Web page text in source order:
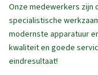
Onze medewerkers zijn
specialistische
modernste apparatuur
kwaliteit en goede
eindresultaat!